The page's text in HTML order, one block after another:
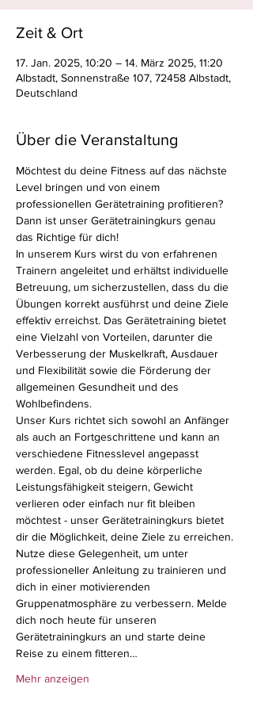
Zeit & Ort
17. Jan. 2025, 10:20 – 14. März 2025, 11:20
Albstadt, Sonnenstraße 107, 72458 Albstadt,
Deutschland
Über die Veranstaltung
Möchtest du deine Fitness auf das nächste
Level bringen und von einem
professionellen Gerätetraining profitieren?
Dann ist unser Gerätetrainingkurs genau
das Richtige für dich!
In unserem Kurs wirst du von erfahrenen
Trainern angeleitet und erhältst individuelle
Betreuung, um sicherzustellen, dass du die
Übungen korrekt ausführst und deine Ziele
effektiv erreichst. Das Gerätetraining bietet
eine Vielzahl von Vorteilen, darunter die
Verbesserung der Muskelkraft, Ausdauer
und Flexibilität sowie die Förderung der
allgemeinen Gesundheit und des
Wohlbefindens.
Unser Kurs richtet sich sowohl an Anfänger
als auch an Fortgeschrittene und kann an
verschiedene Fitnesslevel angepasst
werden. Egal, ob du deine körperliche
Leistungsfähigkeit steigern, Gewicht
verlieren oder einfach nur fit bleiben
möchtest - unser Gerätetrainingkurs bietet
dir die Möglichkeit, deine Ziele zu erreichen.
Nutze diese Gelegenheit, um unter
professioneller Anleitung zu trainieren und
dich in einer motivierenden
Gruppenatmosphäre zu verbessern. Melde
dich noch heute für unseren
Gerätetrainingkurs an und starte deine
Reise zu einem fitteren…
Mehr anzeigen